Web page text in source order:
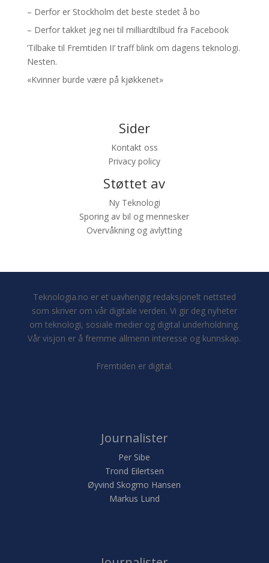
– Derfor er Stockholm det beste stedet å bo
– Derfor takket jeg nei til milliardtilbud fra Facebook
’Tilbake til Fremtiden II’ traff blink om dagens teknologi.
Nesten.
«Kvinner burde være på kjøkkenet»
Sider
Kontakt oss
Privacy policy
Støttet av
Ny Teknologi
Sporing av bil og mennesker
Overvåkning og avlytting
Teknologia.no er et uavhengig redaksjonelt nettsted
som skriver om vår digitale verden. Vi gir deg nyheter
om teknologi, sosiale medier og digital underholdning.
Vår visjon er å fremme allmenn interesse og kunnskap.
Fremtiden er digital.
Journalister
Per Sibe
Trond Eilertsen
Øyvind Skogmo Hansen
Markus Lund